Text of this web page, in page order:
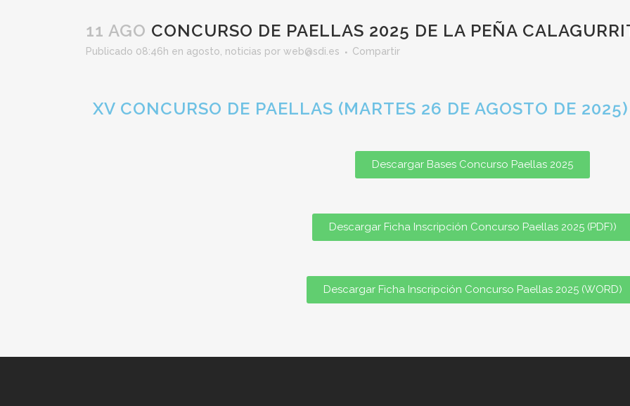
11 AGO CONCURSO DE PAELLAS 2025 DE LA PEÑA
Publicado 08:46h en agosto noticias por web@sdi.es Compartir
XV CONCURSO DE PAELLAS (MARTES 26 DE AGOSTO DE 2025)
Descargar Bases Concurso Paellas 2025
Descargar Ficha Inscripción Concurso Paellas 2025 (PDF))
Descargar Ficha Inscripción Concurso Paellas 2025 (WORD)